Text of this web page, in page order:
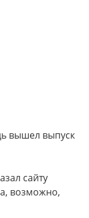
вышел выпуск
сайту
возможно,